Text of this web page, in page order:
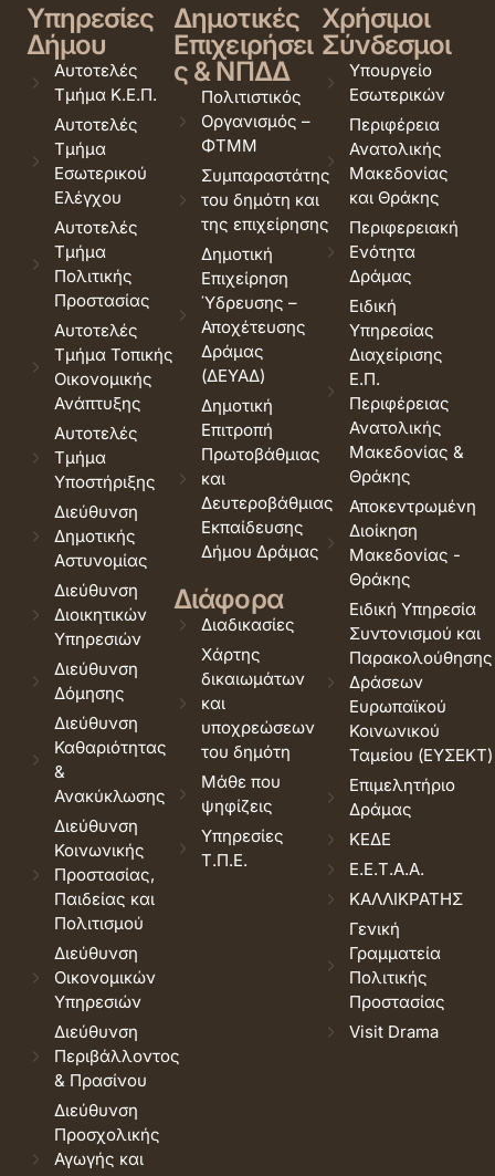
Υπηρεσίες
Δήμου
Αυτοτελές
Τμήμα Κ.Ε.Π.
Αυτοτελές
Τμήμα
Εσωτερικού
Ελέγχου
Αυτοτελές
Τμήμα
Πολιτικής
Προστασίας
Αυτοτελές
Τμήμα Τοπικής
Οικονομικής
Ανάπτυξης
Αυτοτελές
Τμήμα
Υποστήριξης
Διεύθυνση
Δημοτικής
Αστυνομίας
Διεύθυνση
Διοικητικών
Υπηρεσιών
Διεύθυνση
Δόμησης
Διεύθυνση
Καθαριότητας
&
Ανακύκλωσης
Διεύθυνση
Κοινωνικής
Προστασίας,
Παιδείας και
Πολιτισμού
Διεύθυνση
Οικονομικών
Υπηρεσιών
Διεύθυνση
Περιβάλλοντος
& Πρασίνου
Διεύθυνση
Προσχολικής
Αγωγής και
Δημοτικές
Επιχειρήσει
ς & ΝΠΔΔ
Πολιτιστικός
Οργανισμός –
ΦΤΜΜ
Συμπαραστάτης
του δημότη και
της επιχείρησης
Δημοτική
Επιχείρηση
Ύδρευσης –
Αποχέτευσης
Δράμας
(ΔΕΥΑΔ)
Δημοτική
Επιτροπή
Πρωτοβάθμιας
και
Δευτεροβάθμιας
Εκπαίδευσης
Δήμου Δράμας
Διάφορα
Διαδικασίες
Χάρτης
δικαιωμάτων
και
υποχρεώσεων
του δημότη
Μάθε που
ψηφίζεις
Υπηρεσίες
Τ.Π.Ε.
Χρήσιμοι
Σύνδεσμοι
Υπουργείο
Εσωτερικών
Περιφέρεια
Ανατολικής
Μακεδονίας
και Θράκης
Περιφερειακή
Ενότητα
Δράμας
Ειδική
Υπηρεσίας
Διαχείρισης
Ε.Π.
Περιφέρειας
Ανατολικής
Μακεδονίας &
Θράκης
Αποκεντρωμένη
Διοίκηση
Μακεδονίας -
Θράκης
Ειδική Υπηρεσία
Συντονισμού και
Παρακολούθησης
Δράσεων
Ευρωπαϊκού
Κοινωνικού
Ταμείου (ΕΥΣΕΚΤ)
Επιμελητήριο
Δράμας
ΚΕΔΕ
Ε.Ε.Τ.Α.Α.
ΚΑΛΛΙΚΡΑΤΗΣ
Γενική
Γραμματεία
Πολιτικής
Προστασίας
Visit Drama